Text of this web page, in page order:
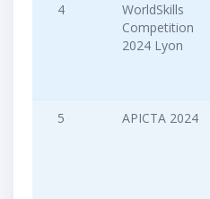
4
WorldSkills
Competition
2024 Lyon
5 APICTA 2024